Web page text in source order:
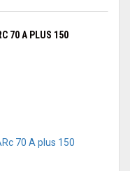
70 A PLUS 150